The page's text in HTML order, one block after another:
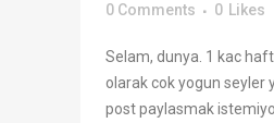
0 Comments
0 Likes
Selam, dunya. 1 kac
olarak cok yogun seyler
post paylasmak